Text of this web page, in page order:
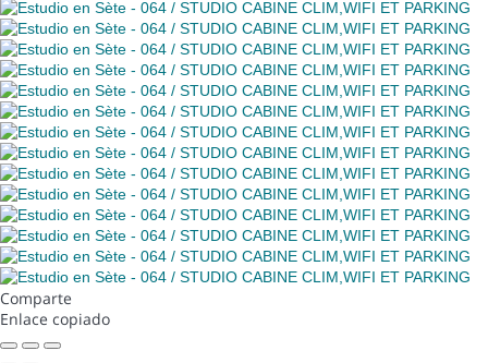
Comparte
Enlace copiado